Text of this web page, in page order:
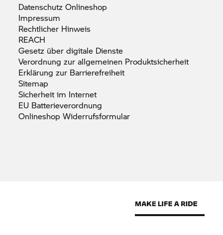
DatenschutzOnlineshop
Impressum
Rechtlicher Hinweis
REACH
Gesetz über digitale Dienste
Verordnung zur allgemeinen Produktsicherheit
Erklärung zur Barrierefreiheit
Sitemap
Sicherheit im Internet
EU Batterieverordnung
OnlineshopWiderrufsformular